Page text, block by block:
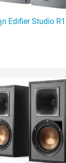
LED P
Edifier Studio